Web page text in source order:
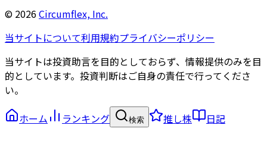
© 2026Circumflex, Inc.
当サイトについて利用規約プライバシーポリシー
当サイトは投資助言を目的としておらず、情報提供のみを目
的としています。投資判断はご自身の責任で行ってくださ
い。
ホーム
ランキング 検索 推し株 日記